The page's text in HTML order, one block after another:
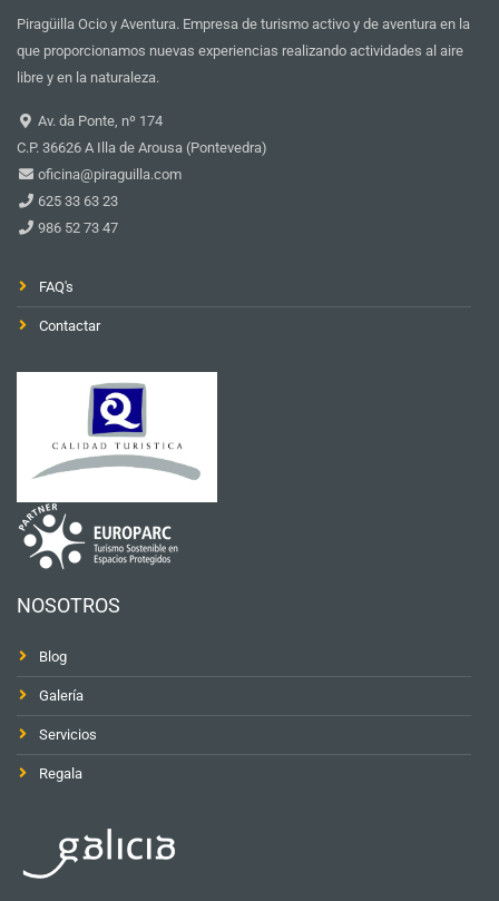
Piragüilla Ocio y Aventura. Empresa de turismo activo y de aventura en la
que proporcionamos nuevas experiencias realizando actividades al aire
libre y en la naturaleza.
Av. da Ponte, nº 174
C.P. 36626 A Illa de Arousa (Pontevedra)
oficina@piraguilla.com
625 33 63 23
986 52 73 47
FAQ's
Contactar
NOSOTROS
Blog
Galería
Servicios
Regala